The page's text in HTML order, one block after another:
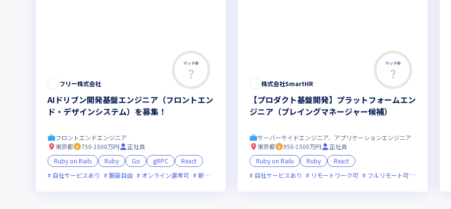
マッチ率
フリー株式会社
AIドリブン開発基盤エンジニア（フロントエン
ド・デザインシステム）を募集！
フロントエンドエンジニア
東京都
750-1000万円
正社員
Ruby on Rails
Ruby Go gRPC
React
自社サービスあり
服装自由 オンライン選考可 新技術に積極的 ベンチャー企業 上場企業 女性エンジニアが活躍中 裁量労働制あり
マッチ率
株式会社SmartHR
【プロダクト基盤開発】プラットフォームエン
ジニア（プレイングマネージャー候補）
サーバーサイドエンジニア、アプリケーションエンジニア
東京都
950-1500万円
正社員
Ruby on Rails
Ruby
React
自社サービスあり
リモートワーク可 フルリモート可